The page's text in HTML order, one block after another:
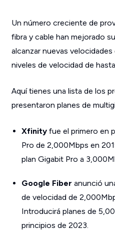
Un número creciente de
fibra y cable han mejorado
alcanzar nuevas
niveles de velocidad de
Aquí tienes una lista de los
presentaron planes de
Xfinityfue el primero en
Pro de 2,000Mbps en
plan Gigabit Pro a
Google Fiber anunció
de velocidad de
Introducirá planes de
principios de 2023.